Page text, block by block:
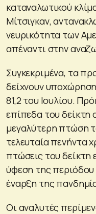
καταναλωτικού
Μίτσιγκαν,
νευρικότητα των
απέναντι στην
Συγκεκριμένα, τα
δείχνουν
81,2 του Ιουλίου.
επίπεδα του δείκτη
μεγαλύτερη πτώση
τελευταία πενήντα
πτώσεις του δείκτη
ύφεση της περιόδου
έναρξη της
Οι αναλυτές